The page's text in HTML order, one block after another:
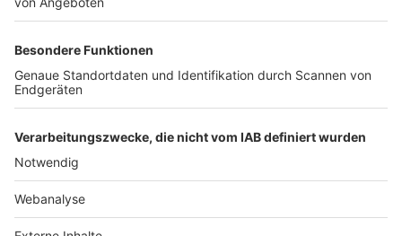
TOP-PARTNER
Nutzungsbedingungen Datenschutz Impressum